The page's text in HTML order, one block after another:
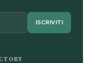
ISCRIVITI